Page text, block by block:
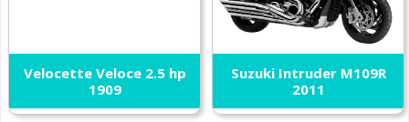
Velocette Veloce 2.5 hp
1909
Suzuki Intruder M109R
2011